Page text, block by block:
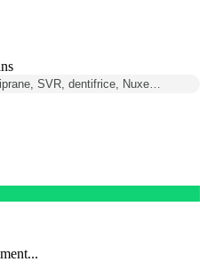
SVR, dentifrice, Nuxe…